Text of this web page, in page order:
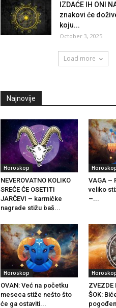
IZDAĆE IH ONI
znakovi će
koju...
October 3, 2025
Load more
Najnovije
Horoskop
NEVEROVATNO KOLIKO
SREĆE ĆE OSETITI
JARČEVI – karmičke
nagrade stižu baš...
VAGA –
veliko
–...
Horoskop
OVAN: Već na početku
meseca stiže nešto što
će ga ostaviti...
ZVEZDE
ŠOK: